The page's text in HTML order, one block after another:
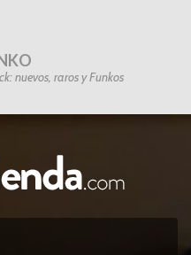
nuevos, raros y Funkos